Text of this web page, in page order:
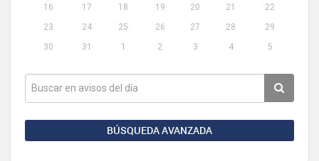
16
17 18 19 20 21
22
23
24 25 26 27 28
29
30
31 1 2 3 4 5
BÚSQUEDA AVANZADA